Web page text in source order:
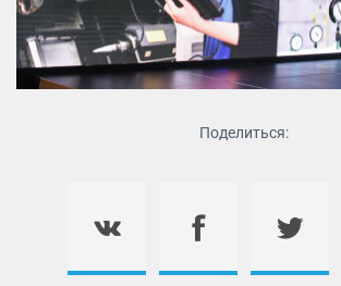
Поделиться: